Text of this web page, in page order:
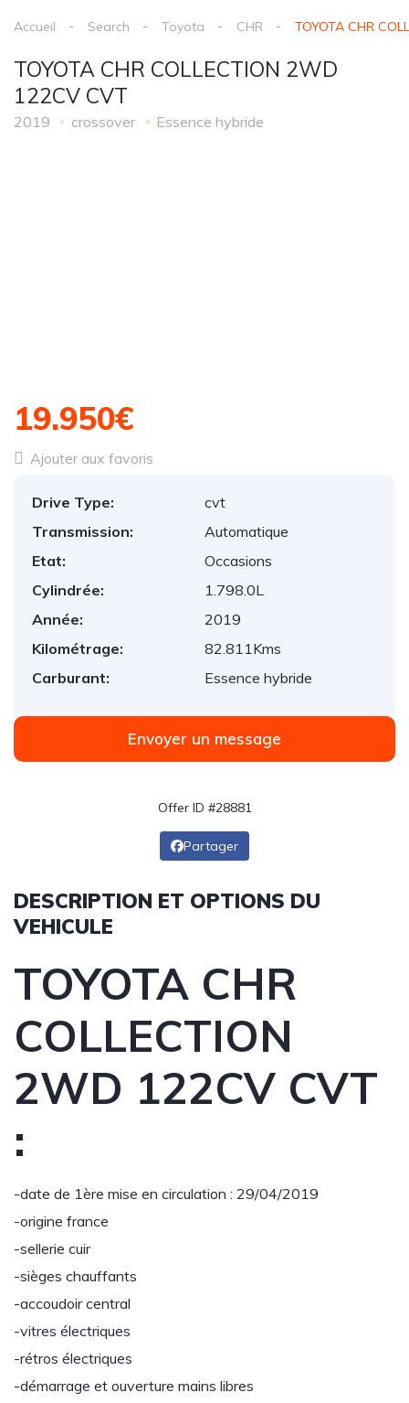
Accueil Search Toyota CHR TOYOTA CHR
TOYOTA CHR COLLECTION 2WD
122CV CVT
2019 crossover Essence hybride
19.950€
Ajouter aux favoris
Drive Type:
cvt
Transmission:
Automatique
Etat:
Occasions
Cylindrée:
1.798.0L
Année:
2019
Kilométrage:
82.811Kms
Carburant:
Essence hybride
Envoyer un message
Offer ID #28881
Partager
DESCRIPTION ET OPTIONS DU
VEHICULE
TOYOTA CHR
COLLECTION
2WD 122CV CVT
:
-date de 1ère mise en circulation : 29/04/2019
-origine france
-sellerie cuir
-sièges chauffants
-accoudoir central
-vitres électriques
-rétros électriques
-démarrage et ouverture mains libres